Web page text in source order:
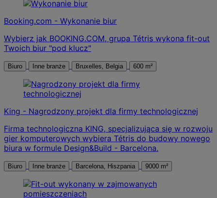
Booking.com - Wykonanie biur
Wybierz jak BOOKING.COM, grupa Tétris wykona fit-out
Twoich biur "pod klucz"
Biuro Inne branże Bruxelles, Belgia 600 m²
King - Nagrodzony projekt dla firmy technologicznej
Firma technologiczna KING, specjalizująca się w rozwoju
gier komputerowych wybiera Tétris do budowy nowego
biura w formule Design&Build - Barcelona.
Biuro Inne branże Barcelona, Hiszpania 9000 m²